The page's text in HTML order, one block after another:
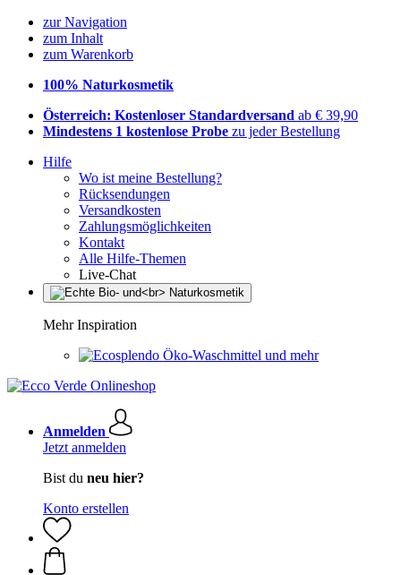
zur Navigation
zum Inhalt
zum Warenkorb
100% Naturkosmetik
Österreich: Kostenloser Standardversand ab € 39,90
Mindestens 1 kostenlose Probe zu jeder Bestellung
Hilfe
Wo ist meine Bestellung?
Rücksendungen
Versandkosten
Zahlungsmöglichkeiten
Kontakt
Alle Hilfe-Themen
Live-Chat
Mehr Inspiration
Öko-Waschmittel und mehr
Anmelden
Jetzt anmelden
Bist du neu hier?
Konto erstellen